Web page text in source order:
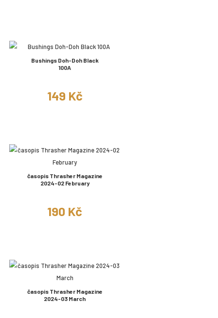
Bushings Doh-Doh Black
100A
149 Kč
časopis Thrasher Magazine
2024-02 February
190 Kč
časopis Thrasher Magazine
2024-03 March